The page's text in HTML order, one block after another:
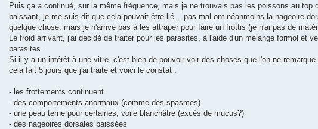
Puis ça a continué, sur la même fréquence, mais je ne trouvais pas les poissons au top
baissant, je me suis dit que cela pouvait être lié... pas mal ont néanmoins la nageoire
quelque chose. mais je n'arrive pas à les attraper pour faire un frottis (je n'ai pas de
Le froid arrivant, j'ai décidé de traiter pour les parasites, à l'aide d'un mélange formol et
parasites.
Si il y a un intérêt à une vitre, c'est bien de pouvoir voir des choses que l'on ne
cela fait 5 jours que j'ai traité et voici le constat :
- les frottements continuent
- des comportements anormaux (comme des spasmes)
- une peau terne pour certaines, voile blanchâtre (excès de mucus?)
- des nageoires dorsales baissées